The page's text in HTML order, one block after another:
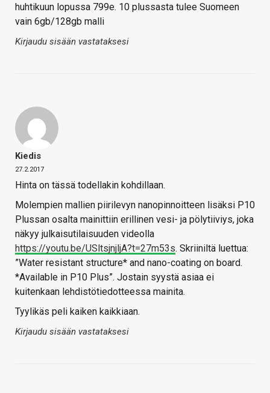
huhtikuun lopussa 799e. 10 plussasta tulee Suomeen
vain 6gb/128gb malli
Kirjaudu sisään vastataksesi
Kiedis
27.2.2017
Hinta on tässä todellakin kohdillaan.
Molempien mallien piirilevyn nanopinnoitteen lisäksi P10
Plussan osalta mainittiin erillinen vesi- ja pölytiiviys, joka
näkyy julkaisutilaisuuden videolla
https://youtu.be/USltsjnjljA?t=27m53s. Skriiniltä luettua:
”Water resistant structure* and nano-coating on board.
*Available in P10 Plus”. Jostain syystä asiaa ei
kuitenkaan lehdistötiedotteessa mainita.
Tyylikäs peli kaiken kaikkiaan.
Kirjaudu sisään vastataksesi